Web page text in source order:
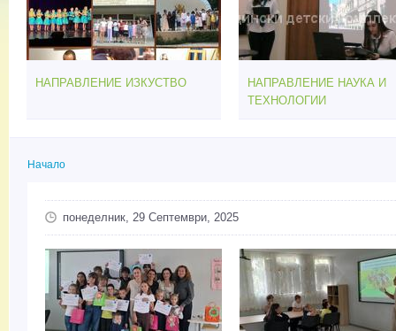
НАПРАВЛЕНИЕ ИЗКУСТВО
НАПРАВЛЕНИЕ НАУКА И
ТЕХНОЛОГИИ
Начало
понеделник, 29 Септември, 2025